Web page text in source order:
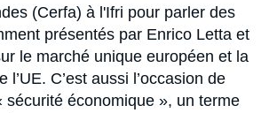
(Cerfa) à l'Ifri pour parler des
présentés par Enrico Letta et
le marché unique européen et la
l’UE. C’est aussi l’occasion de
sécurité économique », un terme